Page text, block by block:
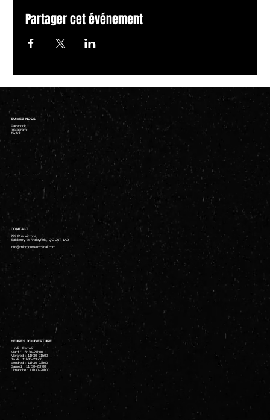
Partager cet événement
CONTACT
299 Rue Victoria,
Salaberry-de-Valleyfield, QC J6T 1A9
info@microduvieuxcanal.com
HEURES D'OUVERTURE
Lundi : Fermé
Mardi : 16h30–21h00
Mercredi : 11h30–21h00
Jeudi : 11h30–23h00
Vendredi : 11h30–23h00
Samedi : 11h30–23h00
Dimanche : 11h30–20h00
SUIVEZ-NOUS
Facebook
Instagram
TikTok